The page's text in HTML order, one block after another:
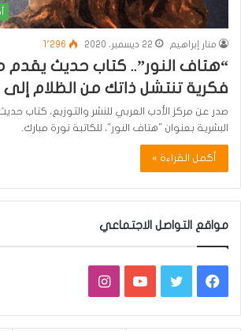
منار إبراهيم 22 ديسمبر، 2020 1٬296
“هتاف النور”.. كتاب حديث
فكرية تنتشل ذاتك من الظلام إلى
صدر عن مركز الأدب العربي للنشر والتوزيع، كتاب
البشرية بعنوان "هتاف النور"، للكاتبة نورة مبارك.
أكمل القراءة »
مواقع التواصل الاجتماعي
فيسبوكتويتر يوتيوبانستقرام